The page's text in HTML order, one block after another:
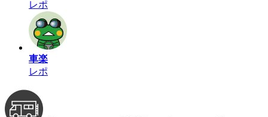
レポ
車楽
レポ